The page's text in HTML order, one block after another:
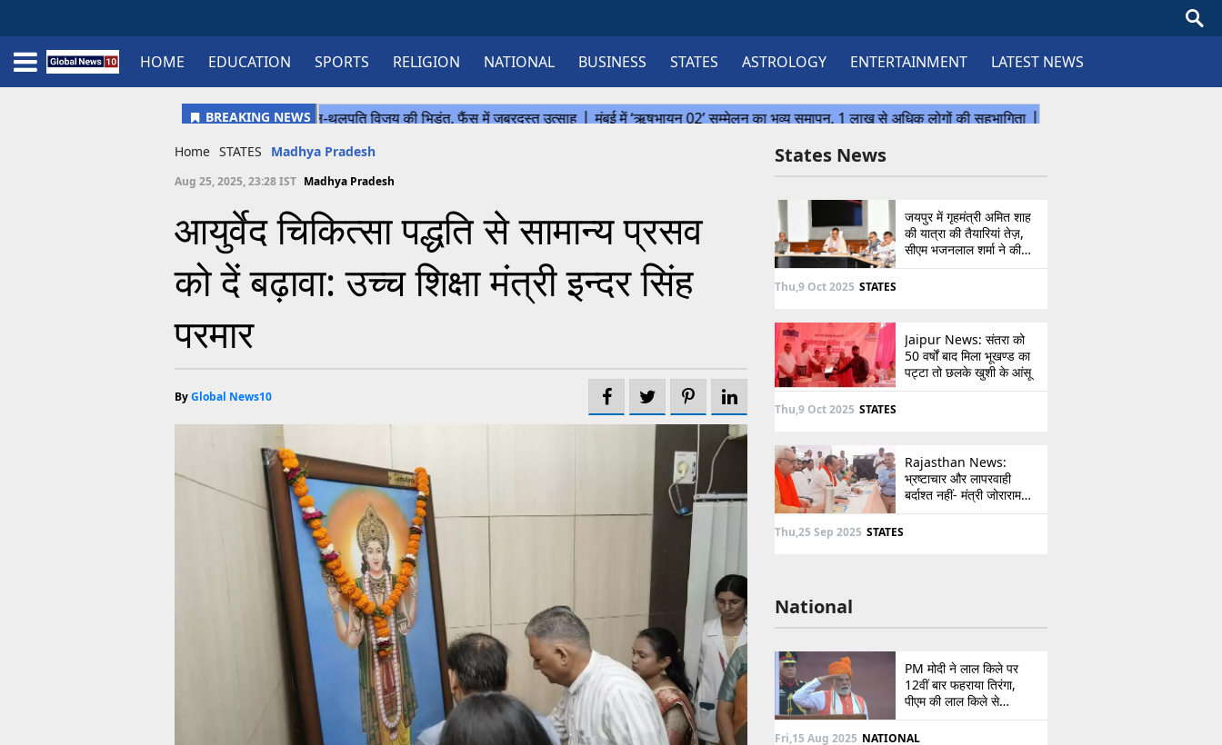
Home
Schedule
STATES
Sports
Gallery
Soccer
Upcoming Events
BPL
Fixtures
Pink Test
Look Around
Contact Us
About Us HOME EDUCATION SPORTS RELIGION NATIONAL BUSINESS STATES ASTROLOGY ENTERTAINMENT LATEST NEWS
Home STATES Madhya Pradesh
Aug 25, 2025, 23:28 IST Madhya Pradesh
आयुर्वेद चिकित्सा पद्धति से सामान्य प्रसव
को दें बढ़ावा: उच्च शिक्षा मंत्री इन्दर सिंह
परमार
ByGlobal News10
States News
जयपुर में गृहमंत्री अमित शाह
की यात्रा की तैयारियां तेज़,
सीएम भजनलाल शर्मा ने की
उच्चस्तरीय बैठक
Thu,9 Oct 2025 STATES
Jaipur News: संतरा को
50 वर्षों बाद मिला भूखण्ड का
पट्टा तो छलके खुशी के आंसू
Thu,9 Oct 2025 STATES
Rajasthan News:
भ्रष्टाचार और लापरवाही
बर्दाश्त नहीं- मंत्री जोराराम
कुमावत ने शहरी सेवा शिविर में
Thu,25 Sep 2025 STATES
National
PM मोदी ने लाल किले पर
12वीं बार फहराया तिरंगा,
पीएम की लाल किले से
पाकिस्तान को सीधी
ललकार, प्रधानमंत्री ने 103
Fri,15 Aug 2025 NATIONAL